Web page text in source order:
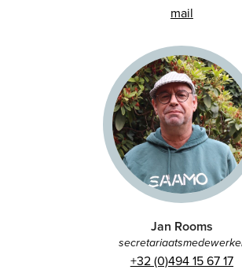
mail
Jan Rooms
+32 (0)494 15 67 17